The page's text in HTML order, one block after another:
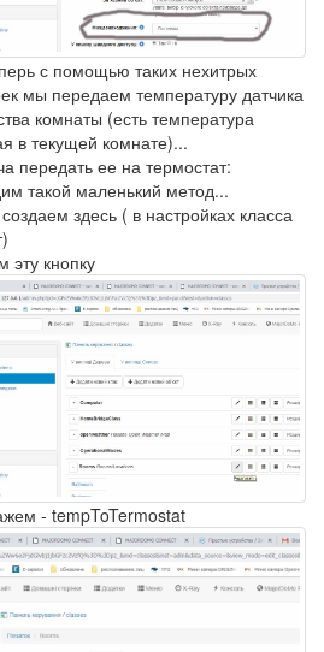
с помощью таких нехитрых
мы передаем температуру датчика
комнаты (есть температура
в текущей комнате)...
передать ее на термостат:
такой маленький метод...
здесь ( в настройках класса
эту кнопку
- tempToTermostat